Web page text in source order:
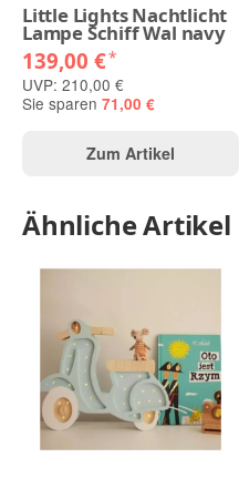
Little Lights Nachtlicht
Lampe Schiff Wal navy
139,00 €*
UVP: 210,00 €
Sie sparen 71,00 €
Zum Artikel
Ähnliche Artikel